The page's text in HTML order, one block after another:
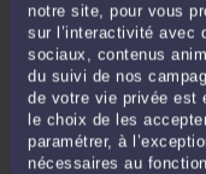
notre site, pour vous
sur l’interactivité avec
sociaux, contenus
du suivi de nos
de votre vie privée est
le choix de les
paramétrer, à
nécessaires au
TRAVAIL DISSIMULÉ
JURISPRUDENCE » EN
ParEric ROCHEBLAVEle